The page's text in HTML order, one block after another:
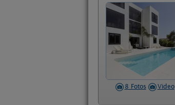
8 Fotos Video